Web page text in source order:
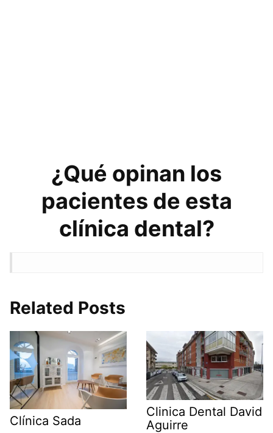
¿Qué opinan los
pacientes de esta
clínica dental?
Related Posts
Clínica Sada
Clinica Dental David
Aguirre